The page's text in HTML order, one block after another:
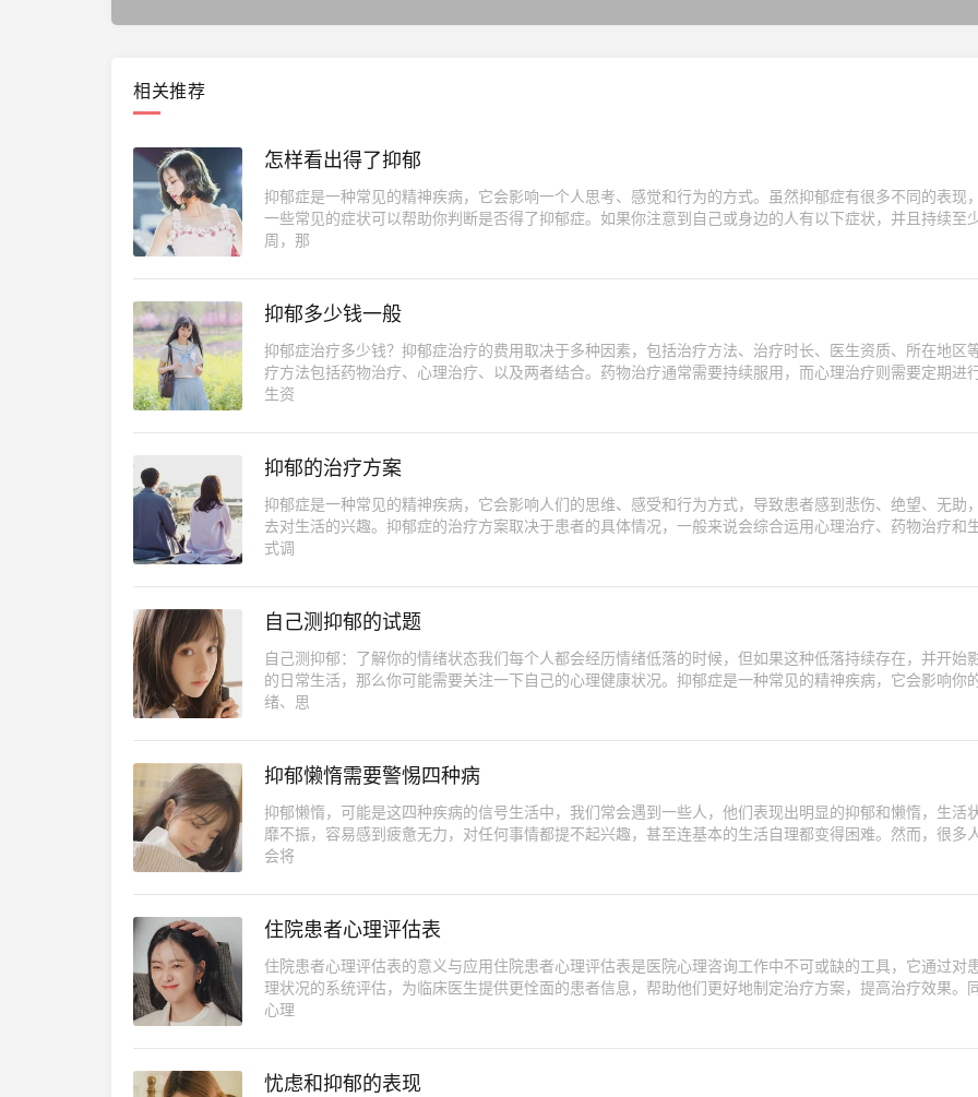
相关推荐
怎样看出得了抑郁
抑郁症是一种常见的精神疾病，它会影响一个人思考、感觉和行为的方式。虽然抑郁症有很多不同的表现
一些常见的症状可以帮助你判断是否得了抑郁症。如果你注意到自己或身边的人有以下症状，并且持续至
周，那
抑郁多少钱一般
抑郁症治疗多少钱？抑郁症治疗的费用取决于多种因素，包括治疗方法、治疗时长、医生资质、所在地区
疗方法包括药物治疗、心理治疗、以及两者结合。药物治疗通常需要持续服用，而心理治疗则需要定期进
生资
抑郁的治疗方案
抑郁症是一种常见的精神疾病，它会影响人们的思维、感受和行为方式，导致患者感到悲伤、绝望、无助
去对生活的兴趣。抑郁症的治疗方案取决于患者的具体情况，一般来说会综合运用心理治疗、药物治疗和
式调
自己测抑郁的试题
自己测抑郁：了解你的情绪状态我们每个人都会经历情绪低落的时候，但如果这种低落持续存在，并开始
的日常生活，那么你可能需要关注一下自己的心理健康状况。抑郁症是一种常见的精神疾病，它会影响你
绪、思
抑郁懒惰需要警惕四种病
抑郁懒惰，可能是这四种疾病的信号生活中，我们常会遇到一些人，他们表现出明显的抑郁和懒惰，生活
靡不振，容易感到疲惫无力，对任何事情都提不起兴趣，甚至连基本的生活自理都变得困难。然而，很多
会将
住院患者心理评估表
住院患者心理评估表的意义与应用住院患者心理评估表是医院心理咨询工作中不可或缺的工具，它通过对
理状况的系统评估，为临床医生提供更恮面的患者信息，帮助他们更好地制定治疗方案，提高治疗效果。
心理
忧虑和抑郁的表现